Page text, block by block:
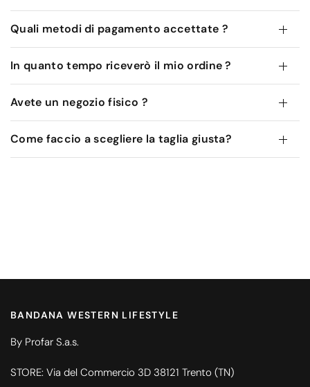
Quali metodi di pagamento accettate ?
In quanto tempo riceverò il mio ordine ?
Avete un negozio fisico ?
Come faccio a scegliere la taglia giusta?
BANDANA WESTERN LIFESTYLE
By Profar S.a.s.
STORE: Via del Commercio 3D 38121 Trento (TN)